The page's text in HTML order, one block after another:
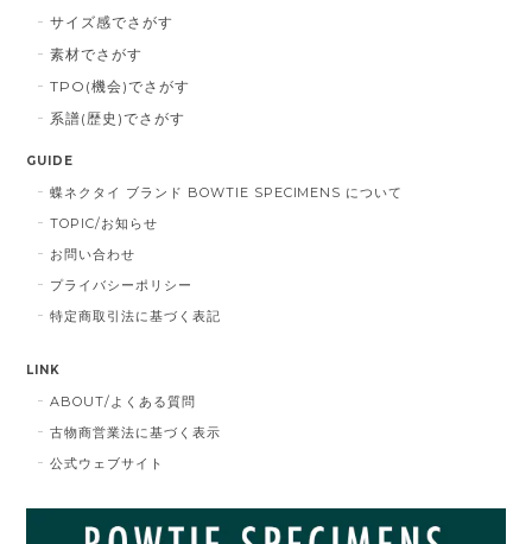
サイズ感でさがす
素材でさがす
TPO(機会)でさがす
系譜(歴史)でさがす
GUIDE
蝶ネクタイ ブランド BOWTIE SPECIMENS について
TOPIC/お知らせ
お問い合わせ
プライバシーポリシー
特定商取引法に基づく表記
LINK
ABOUT/よくある質問
古物商営業法に基づく表示
公式ウェブサイト